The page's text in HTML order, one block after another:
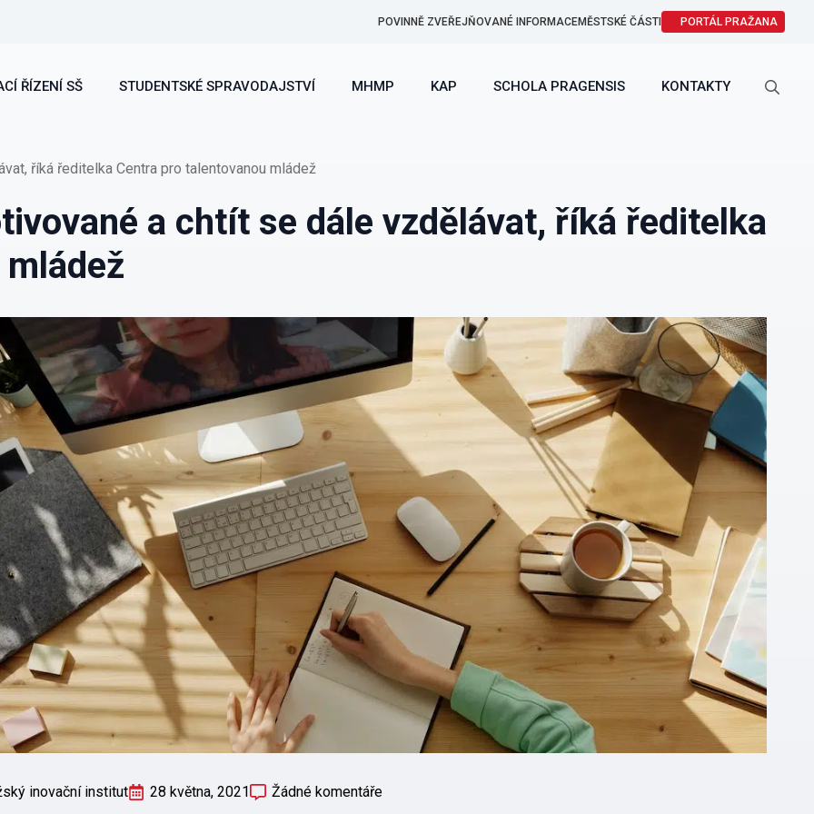
POVINNĚ ZVEŘEJŇOVANÉ INFORMACEMĚSTSKÉ ČÁSTI PORTÁL PRAŽANA
ŘÍZENÍ SŠ STUDENTSKÉ SPRAVODAJSTVÍ MHMP KAP SCHOLA PRAGENSIS KONTAKTY
říká ředitelka Centra pro talentovanou mládež
a chtít se dále vzdělávat, říká ředitelka
inovační institut 28 května, 2021 Žádné komentáře